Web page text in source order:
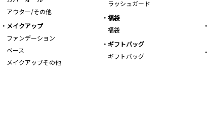
アウター/その他
ラッシュガード
福袋
福袋
メイクアップ
ファンデーション
ベース
メイクアップその他
ギフトバッグ
ギフトバッグ